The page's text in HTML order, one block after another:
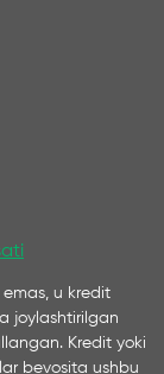
u kredit
joylashtirilgan
Kredit yoki
bevosita ushbu